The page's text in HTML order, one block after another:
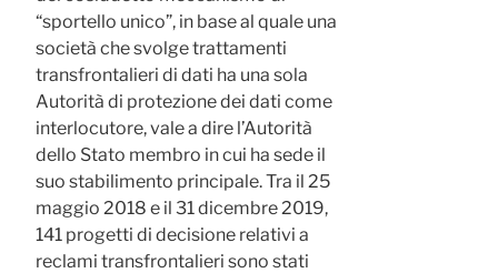
“sportello unico”, in base al quale una
società che svolge trattamenti
transfrontalieri di dati ha una sola
Autorità di protezione dei dati come
interlocutore, vale a dire l’Autorità
dello Stato membro in cui ha sede il
suo stabilimento principale. Tra il 25
maggio 2018 e il 31 dicembre 2019,
141 progetti di decisione relativi a
reclami transfrontalieri sono stati